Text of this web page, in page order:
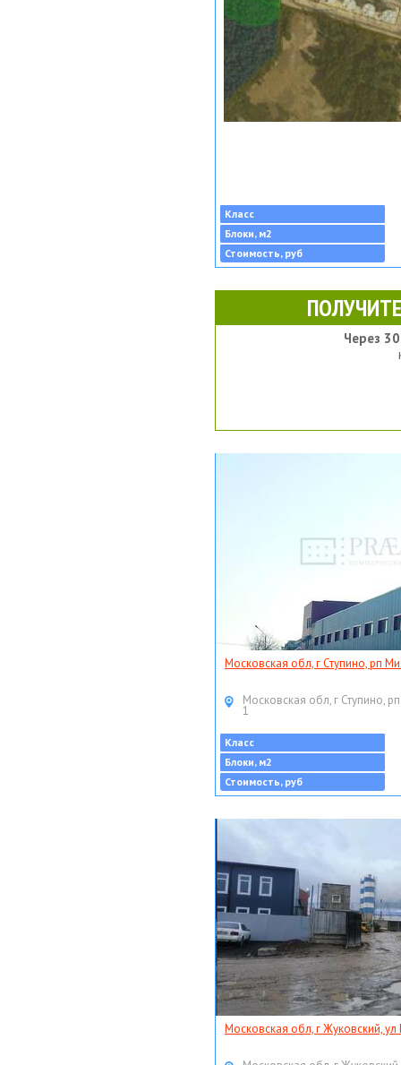
Класс
Блоки, м2
Стоимость, руб
Через
Московская обл, г Ступино, рп
Московская обл, г Ступино,
1
Класс
Блоки, м2
Стоимость, руб
Московская обл, г Жуковский,